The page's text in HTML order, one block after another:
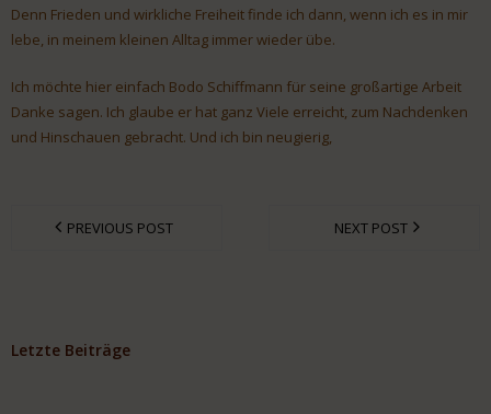
Denn Frieden und wirkliche Freiheit finde ich dann, wenn ich es in mir
lebe, in meinem kleinen Alltag immer wieder übe.
Ich möchte hier einfach Bodo Schiffmann für seine großartige Arbeit
Danke sagen. Ich glaube er hat ganz Viele erreicht, zum Nachdenken
und Hinschauen gebracht. Und ich bin neugierig,
PREVIOUS POST NEXT POST
Letzte Beiträge